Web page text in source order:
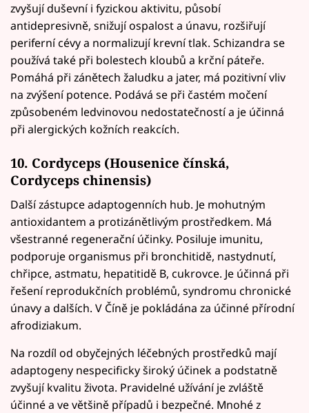
zvyšují duševní i fyzickou aktivitu, působí
antidepresivně, snižují ospalost a únavu, rozšiřují
periferní cévy a normalizují krevní tlak. Schizandra se
používá také při bolestech kloubů a krční páteře.
Pomáhá při zánětech žaludku a jater, má pozitivní vliv
na zvýšení potence. Podává se při častém močení
způsobeném ledvinovou nedostatečností a je účinná
při alergických kožních reakcích.
10. Cordyceps (Housenice čínská,
Cordyceps chinensis)
Další zástupce adaptogenních hub. Je mohutným
antioxidantem a protizánětlivým prostředkem. Má
všestranné regenerační účinky. Posiluje imunitu,
podporuje organismus při bronchitidě, nastydnutí,
chřipce, astmatu, hepatitidě B, cukrovce. Je účinná při
řešení reprodukčních problémů, syndromu chronické
únavy a dalších. V Číně je pokládána za účinné přírodní
afrodiziakum.
Na rozdíl od obyčejných léčebných prostředků mají
adaptogeny nespecificky široký účinek a podstatně
zvyšují kvalitu života. Pravidelné užívání je zvláště
účinné a ve většině případů i bezpečné. Mnohé z